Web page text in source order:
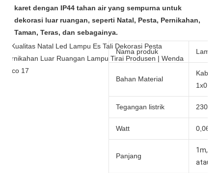
karet dengan IP44 tahan air yang sempurna untuk
dekorasi luar ruangan, seperti Natal, Pesta, Pernikahan,
Nama produk Lampu
Bahan Material
Kabel
Tegangan listrik 230V
Watt 0,06W/
Panjang
atau